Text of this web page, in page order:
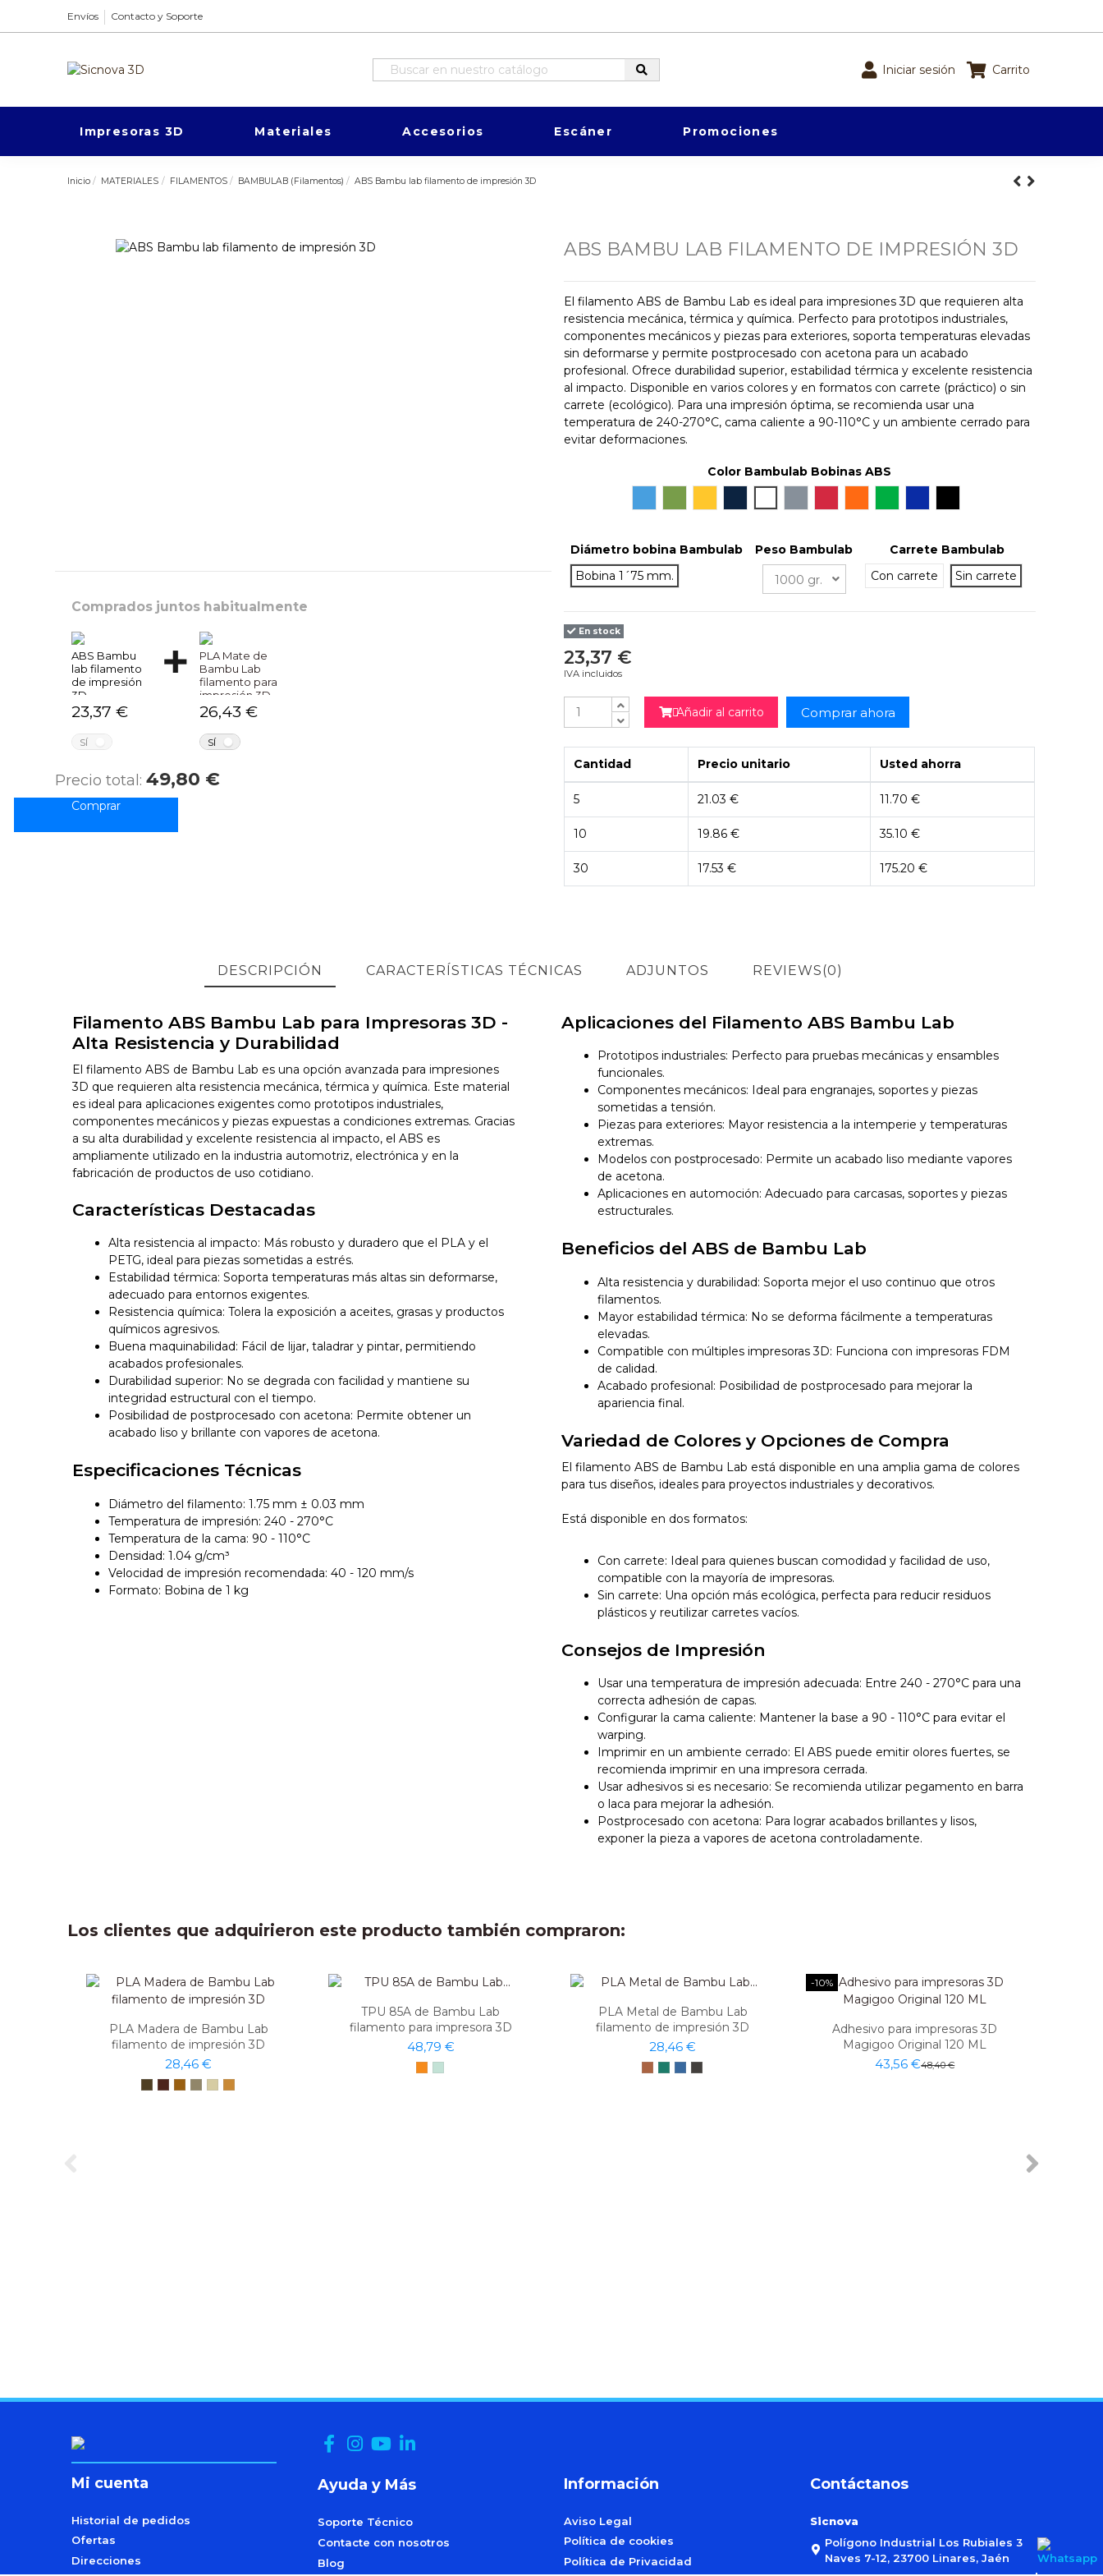
Envíos Contacto y Soporte
Iniciar sesión Carrito
Impresoras 3D Materiales Accesorios Escáner Promociones
Inicio MATERIALES FILAMENTOS BAMBULAB (Filamentos) ABS Bambu lab filamento de impresión 3D
ABS BAMBU LAB FILAMENTO DE IMPRESIÓN 3D
El filamento ABS de Bambu Lab es ideal para impresiones 3D que requieren alta
resistencia mecánica, térmica y química. Perfecto para prototipos industriales,
componentes mecánicos y piezas para exteriores, soporta temperaturas elevadas
sin deformarse y permite postprocesado con acetona para un acabado
profesional. Ofrece durabilidad superior, estabilidad térmica y excelente resistencia
al impacto. Disponible en varios colores y en formatos con carrete (práctico) o sin
carrete (ecológico). Para una impresión óptima, se recomienda usar una
temperatura de 240-270°C, cama caliente a 90-110°C y un ambiente cerrado para
evitar deformaciones.
Color Bambulab Bobinas ABS
Diámetro bobina Bambulab
Bobina 1´75 mm.
Peso Bambulab
Carrete Bambulab
Con carrete
Sin carrete
En stock
23,37 €
IVA incluidos

Añadir al carrito Comprar ahora
Cantidad Precio unitario Usted ahorra
5 21.03 € 11.70 €
10 19.86 € 35.10 €
30 17.53 € 175.20 €
Comprados juntos habitualmente
ABS Bambu
lab filamento
de impresión
3D
23,37 €
SÍ
PLA Mate de
Bambu Lab
filamento para
impresión 3D
26,43 €
SÍ
Precio total: 49,80 €
DESCRIPCIÓN CARACTERÍSTICAS TÉCNICAS ADJUNTOS REVIEWS(0)
Filamento ABS Bambu Lab para Impresoras 3D -
Alta Resistencia y Durabilidad
El filamento ABS de Bambu Lab es una opción avanzada para impresiones
3D que requieren alta resistencia mecánica, térmica y química. Este material
es ideal para aplicaciones exigentes como prototipos industriales,
componentes mecánicos y piezas expuestas a condiciones extremas. Gracias
a su alta durabilidad y excelente resistencia al impacto, el ABS es
ampliamente utilizado en la industria automotriz, electrónica y en la
fabricación de productos de uso cotidiano.
Características Destacadas
Alta resistencia al impacto: Más robusto y duradero que el PLA y el
PETG, ideal para piezas sometidas a estrés.
Estabilidad térmica: Soporta temperaturas más altas sin deformarse,
adecuado para entornos exigentes.
Resistencia química: Tolera la exposición a aceites, grasas y productos
químicos agresivos.
Buena maquinabilidad: Fácil de lijar, taladrar y pintar, permitiendo
acabados profesionales.
Durabilidad superior: No se degrada con facilidad y mantiene su
integridad estructural con el tiempo.
Posibilidad de postprocesado con acetona: Permite obtener un
acabado liso y brillante con vapores de acetona.
Especificaciones Técnicas
Diámetro del filamento: 1.75 mm ± 0.03 mm
Temperatura de impresión: 240 - 270°C
Temperatura de la cama: 90 - 110°C
Densidad: 1.04 g/cm³
Velocidad de impresión recomendada: 40 - 120 mm/s
Formato: Bobina de 1 kg
Aplicaciones del Filamento ABS Bambu Lab
Prototipos industriales: Perfecto para pruebas mecánicas y ensambles
funcionales.
Componentes mecánicos: Ideal para engranajes, soportes y piezas
sometidas a tensión.
Piezas para exteriores: Mayor resistencia a la intemperie y temperaturas
extremas.
Modelos con postprocesado: Permite un acabado liso mediante vapores
de acetona.
Aplicaciones en automoción: Adecuado para carcasas, soportes y piezas
estructurales.
Beneficios del ABS de Bambu Lab
Alta resistencia y durabilidad: Soporta mejor el uso continuo que otros
filamentos.
Mayor estabilidad térmica: No se deforma fácilmente a temperaturas
elevadas.
Compatible con múltiples impresoras 3D: Funciona con impresoras FDM
de calidad.
Acabado profesional: Posibilidad de postprocesado para mejorar la
apariencia final.
Variedad de Colores y Opciones de Compra
El filamento ABS de Bambu Lab está disponible en una amplia gama de colores
para tus diseños, ideales para proyectos industriales y decorativos.
Está disponible en dos formatos:
Con carrete: Ideal para quienes buscan comodidad y facilidad de uso,
compatible con la mayoría de impresoras.
Sin carrete: Una opción más ecológica, perfecta para reducir residuos
plásticos y reutilizar carretes vacíos.
Consejos de Impresión
Usar una temperatura de impresión adecuada: Entre 240 - 270°C para una
correcta adhesión de capas.
Configurar la cama caliente: Mantener la base a 90 - 110°C para evitar el
warping.
Imprimir en un ambiente cerrado: El ABS puede emitir olores fuertes, se
recomienda imprimir en una impresora cerrada.
Usar adhesivos si es necesario: Se recomienda utilizar pegamento en barra
o laca para mejorar la adhesión.
Postprocesado con acetona: Para lograr acabados brillantes y lisos,
exponer la pieza a vapores de acetona controladamente.
Los clientes que adquirieron este producto también compraron:
PLA Madera de Bambu Lab
filamento de impresión 3D
28,46 €
TPU 85A de Bambu Lab
filamento para impresora 3D
48,79 €
PLA Metal de Bambu Lab
filamento de impresión 3D
28,46 €
-10%
Adhesivo para impresoras 3D
Magigoo Original 120 ML
43,56 €48,40 €
Mi cuenta
Historial de pedidos
Ofertas
Direcciones
Ayuda y Más
Soporte Técnico
Contacte con nosotros
Blog
Información
Aviso Legal
Política de cookies
Política de Privacidad
Contáctanos
Sicnova
Polígono Industrial Los Rubiales 3
Naves 7-12, 23700 Linares, Jaén